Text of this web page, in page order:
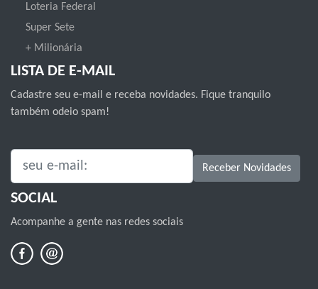
Loteria Federal
Super Sete
+ Milionária
LISTA DE E-MAIL
Cadastre seu e-mail e receba novidades. Fique tranquilo
também odeio spam!
SEU E-MAIL: Receber Novidades
SOCIAL
Acompanhe a gente nas redes sociais